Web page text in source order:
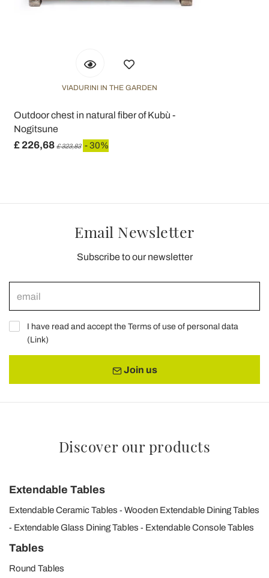
VIADURINI IN THE GARDEN
Outdoor chest in natural fiber of Kubù -
Nogitsune
£ 226,68 £ 323,83 - 30%
Email Newsletter
Subscribe to our newsletter
I have read and accept the Terms of use of personal data
(Link)
Join us
Discover our products
Extendable Tables
Extendable Ceramic Tables
Wooden Extendable Dining Tables
Extendable Glass Dining Tables
Extendable Console Tables
Tables
Round Tables